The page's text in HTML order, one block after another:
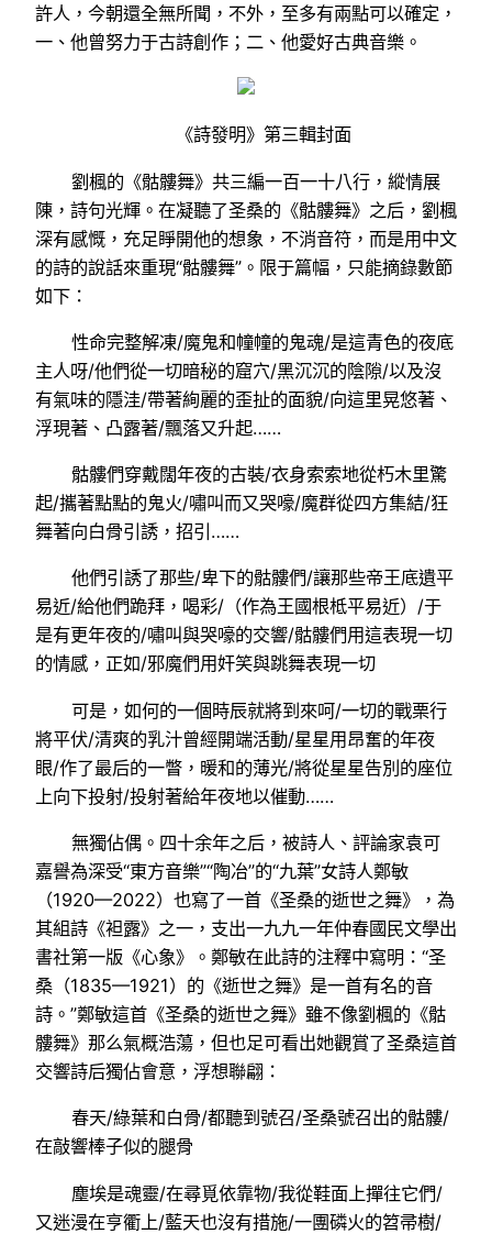
許人，今朝還全無所聞，不外，至多有兩點可以確定，
一、他曾努力于古詩創作；二、他愛好古典音樂。
《詩發明》第三輯封面
劉楓的《骷髏舞》共三編一百一十八行，縱情展
陳，詩句光輝。在凝聽了圣桑的《骷髏舞》之后，劉楓
深有感慨，充足睜開他的想象，不消音符，而是用中文
的詩的說話來重現“骷髏舞”。限于篇幅，只能摘錄數節
如下：
性命完整解凍/魔鬼和幢幢的鬼魂/是這青色的夜底
主人呀/他們從一切暗秘的窟穴/黑沉沉的陰隙/以及沒
有氣味的隱洼/帶著絢麗的歪扯的面貌/向這里晃悠著、
浮現著、凸露著/飄落又升起……
骷髏們穿戴闊年夜的古裝/衣身索索地從朽木里驚
起/攜著點點的鬼火/嘯叫而又哭嚎/魔群從四方集結/狂
舞著向白骨引誘，招引……
他們引誘了那些/卑下的骷髏們/讓那些帝王底遺平
易近/給他們跪拜，喝彩/（作為王國根柢平易近）/于
是有更年夜的/嘯叫與哭嚎的交響/骷髏們用這表現一切
的情感，正如/邪魔們用奸笑與跳舞表現一切
可是，如何的一個時辰就將到來呵/一切的戰栗行
將平伏/清爽的乳汁曾經開端活動/星星用昂奮的年夜
眼/作了最后的一瞥，暖和的薄光/將從星星告別的座位
上向下投射/投射著給年夜地以催動……
無獨佔偶。四十余年之后，被詩人、評論家袁可
嘉譽為深受“東方音樂”“陶冶”的“九葉”女詩人鄭敏
（1920—2022）也寫了一首《圣桑的逝世之舞》，為
其組詩《袒露》之一，支出一九九一年仲春國民文學出
書社第一版《心象》。鄭敏在此詩的注釋中寫明：“圣
桑（1835—1921）的《逝世之舞》是一首有名的音
詩。”鄭敏這首《圣桑的逝世之舞》雖不像劉楓的《骷
髏舞》那么氣概浩蕩，但也足可看出她觀賞了圣桑這首
交響詩后獨佔會意，浮想聯翩：
春天/綠葉和白骨/都聽到號召/圣桑號召出的骷髏/
在敲響棒子似的腿骨
塵埃是魂靈/在尋覓依靠物/我從鞋面上撣往它們/
又迷漫在亨衢上/藍天也沒有措施/一團磷火的笤帚樹/